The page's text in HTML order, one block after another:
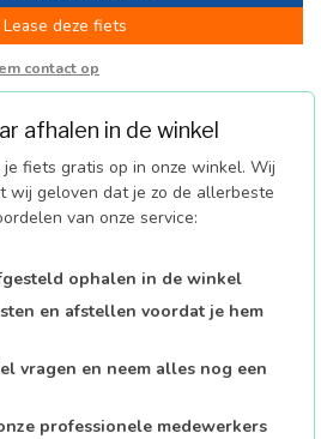
Lease deze fiets
contact op
afhalen in de winkel
je fiets gratis op in onze winkel. Wij
wij geloven dat je zo de allerbeste
van onze service:
ophalen in de winkel
en afstellen voordat je hem
vragen en neem alles nog een
professionele medewerkers